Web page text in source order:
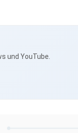
und YouTube.